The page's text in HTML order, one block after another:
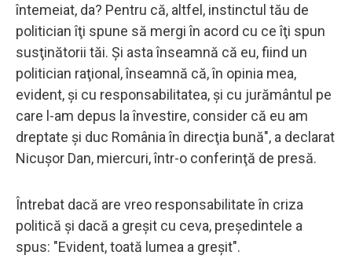
întemeiat, da? Pentru că, altfel, instinctul tău de
politician îţi spune să mergi în acord cu ce îţi spun
susţinătorii tăi. Şi asta înseamnă că eu, fiind un
politician raţional, înseamnă că, în opinia mea,
evident, şi cu responsabilitatea, şi cu jurământul pe
care l-am depus la învestire, consider că eu am
dreptate şi duc România în direcţia bună", a declarat
Nicuşor Dan, miercuri, într-o conferinţă de presă.
Întrebat dacă are vreo responsabilitate în criza
politică şi dacă a greşit cu ceva, preşedintele a
spus: "Evident, toată lumea a greşit".